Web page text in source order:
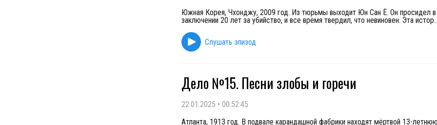
Южная Корея, Чхонджу, 2009 год. Из тюрьмы выходит Юн Сан Ё. Он просидел в
заключении 20 лет за убийство, и все время твердил, что невиновен. Эта истор
Слушать эпизод
Дело №15. Песни злобы и горечи
22.01.2025 • 00:52:45
Атланта, 1913 год. В подвале карандашной фабрики находят мёртвой 13-